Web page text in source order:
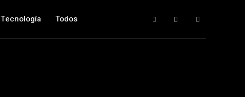
Tecnología Todos